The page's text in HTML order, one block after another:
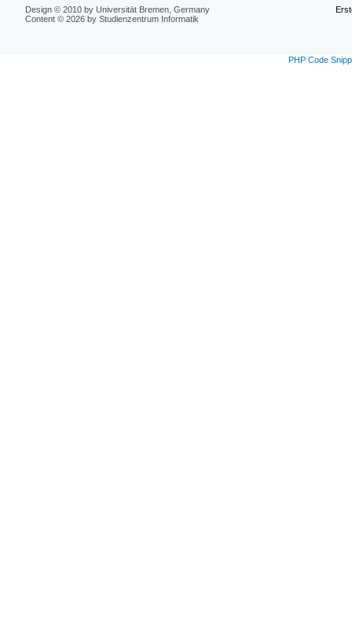
Design © 2010 by Universität Bremen, Germany
Content © 2026 by Studienzentrum Informatik
PHP Code